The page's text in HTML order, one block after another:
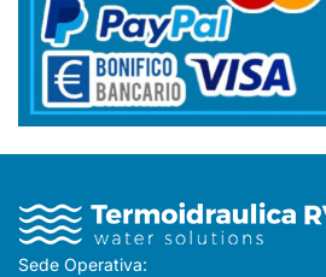
Sede Operativa: